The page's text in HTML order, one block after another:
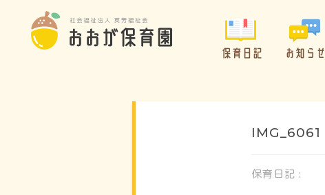
保育日記 お知らせ
IMG_6061
保育日記 :